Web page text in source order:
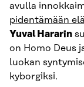
avulla
pidentämään
Yuval Hararin
on Homo Deus
luokan
kyborgiksi.